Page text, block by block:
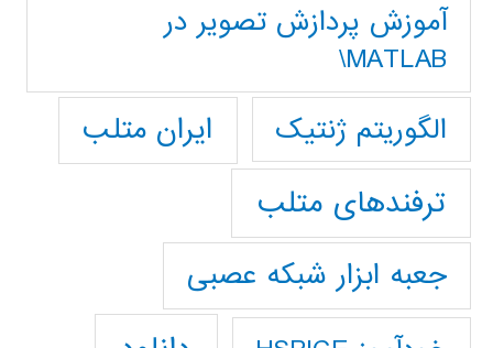
آموزش پردازش تصوير در
MATLAB\
الگوریتم ژنتیک
ایران متلب
ترفندهای متلب
جعبه ابزار شبکه عصبی